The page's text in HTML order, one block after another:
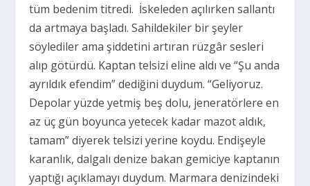
tüm bedenim titredi. İskeleden açılırken sallantı
da artmaya başladı. Sahildekiler bir şeyler
söylediler ama şiddetini artıran rüzgâr sesleri
alıp götürdü. Kaptan telsizi eline aldı ve “Şu anda
ayrıldık efendim” dediğini duydum. “Geliyoruz.
Depolar yüzde yetmiş beş dolu, jeneratörlere en
az üç gün boyunca yetecek kadar mazot aldık,
tamam” diyerek telsizi yerine koydu. Endişeyle
karanlık, dalgalı denize bakan gemiciye kaptanın
yaptığı açıklamayı duydum. Marmara denizindeki